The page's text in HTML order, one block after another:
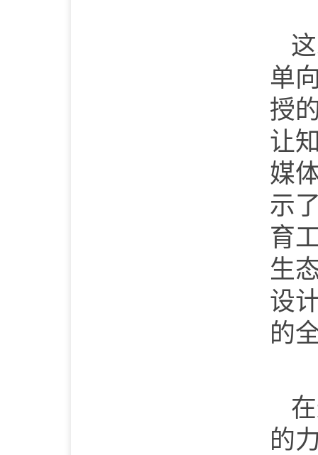
单
授
让
媒
示
育
生
设
的
的